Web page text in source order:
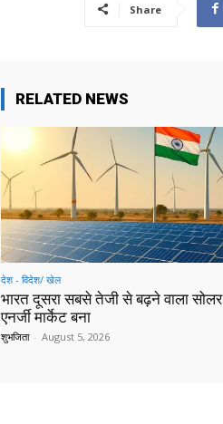
Share
RELATED NEWS
देश - विदेश/ खेल
भारत दूसरा सबसे तेजी से बढ़ने वाला सोलर
एनर्जी मार्केट बना
शुभजिता - August 5, 2026